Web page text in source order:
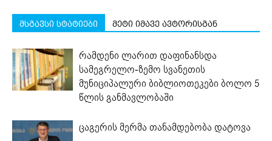
მსგავსი სტატიები მეტი იმავე ავტორისგან
რამდენი ლარით დაფინანსდა
სამეგრელო-ზემო სვანეთის
მუნიციპალური ბიბლიოთეკები ბოლო 5
წლის განმავლობაში
ცაგერის მერმა თანამდებობა დატოვა